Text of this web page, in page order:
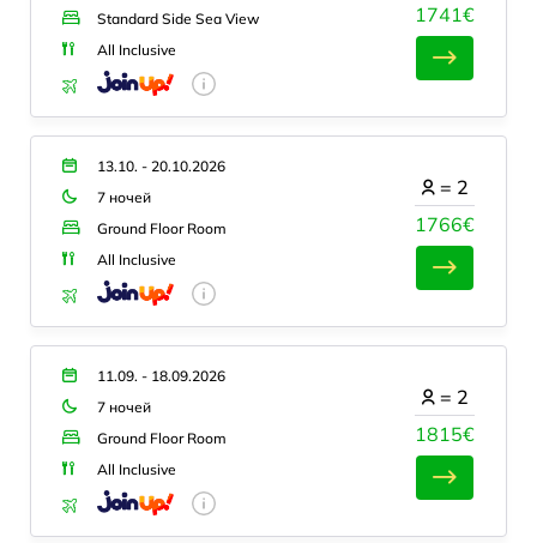
Standard Side Sea View
All Inclusive
1741€
13.10. - 20.10.2026
7 ночей
Ground Floor Room
All Inclusive
1766€
= 2
11.09. - 18.09.2026
7 ночей
Ground Floor Room
All Inclusive
1815€
= 2